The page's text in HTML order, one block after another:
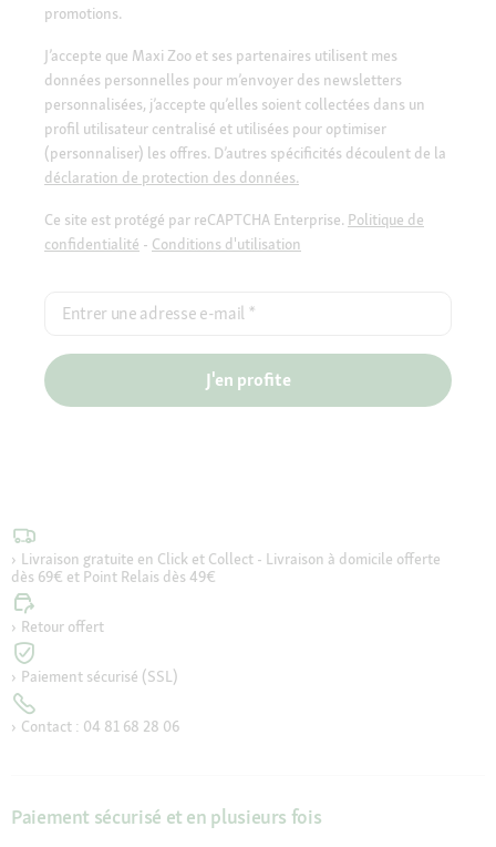
promotions.
J’accepte que Maxi Zoo et ses partenaires utilisent mes
données personnelles pour m’envoyer des newsletters
personnalisées, j’accepte qu’elles soient collectées dans un
profil utilisateur centralisé et utilisées pour optimiser
(personnaliser) les offres. D’autres spécificités découlent de la
déclaration de protection des données.
Ce site est protégé par reCAPTCHA Enterprise. Politique de
confidentialité - Conditions d'utilisation
Entrer une adresse e-mail *
J'en profite
Livraison gratuite en Click et Collect - Livraison à domicile offerte
dès 69€ et Point Relais dès 49€
Retour offert
Paiement sécurisé (SSL)
Contact : 04 81 68 28 06
Paiement sécurisé et en plusieurs fois